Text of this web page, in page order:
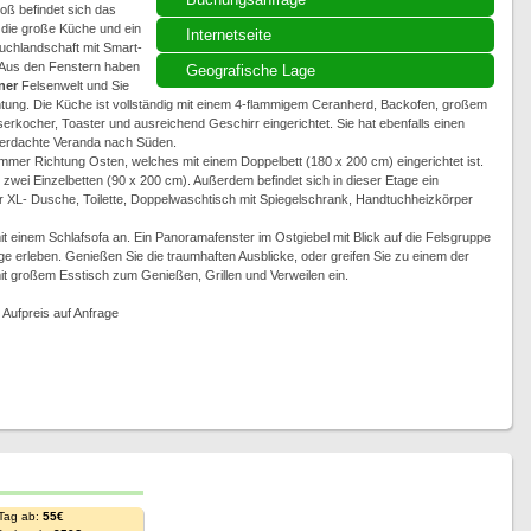
Internetseite
Geografische Lage
befindet sich das
große Küche und ein
mit Smart-
den Fenstern haben
Felsenwelt und Sie
Die Küche ist vollständig mit einem 4-flammigem Ceranherd, Backofen, großem
Toaster und ausreichend Geschirr eingerichtet. Sie hat ebenfalls einen
Veranda nach Süden.
Richtung Osten, welches mit einem Doppelbett (180 x 200 cm) eingerichtet ist.
Einzelbetten (90 x 200 cm). Außerdem befindet sich in dieser Etage ein
Dusche, Toilette, Doppelwaschtisch mit Spiegelschrank, Handtuchheizkörper
Schlafsofa an. Ein Panoramafenster im Ostgiebel mit Blick auf die Felsgruppe
erleben. Genießen Sie die traumhaften Ausblicke, oder greifen Sie zu einem der
Esstisch zum Genießen, Grillen und Verweilen ein.
auf Anfrage
ab: 55€